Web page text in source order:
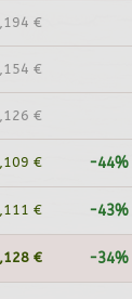
€
€
€
€ -44%
€ -43%
€ -34%